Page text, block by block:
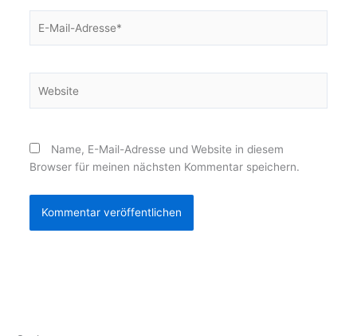
Mail-
Name, E-Mail-Adresse und Website in diesem
Browser für meinen nächsten Kommentar speichern.